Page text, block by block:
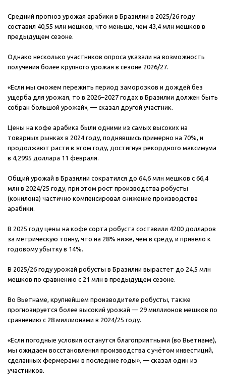
Средний прогноз урожая арабики в Бразилии в 2025/26 году
составил 40,55 млн мешков, что меньше, чем 43,4 млн мешков в
предыдущем сезоне.
Однако несколько участников опроса указали на возможность
получения более крупного урожая в сезоне 2026/27.
«Если мы сможем пережить период заморозков и дождей без
ущерба для урожая, то в 2026–2027 годах в Бразилии должен быть
собран большой урожай», — сказал другой участник.
Цены на кофе арабика были одними из самых высоких на
товарных рынках в 2024 году, поднявшись примерно на 70%, и
продолжают расти в этом году, достигнув рекордного максимума
в 4,2995 доллара 11 февраля.
Общий урожай в Бразилии сократился до 64,6 млн мешков с 66,4
млн в 2024/25 году, при этом рост производства робусты
(конилона) частично компенсировал снижение производства
арабики.
В 2025 году цены на кофе сорта робуста составили 4200 долларов
за метрическую тонну, что на 28% ниже, чем в среду, и привело к
годовому убытку в 14%.
В 2025/26 году урожай робусты в Бразилии вырастет до 24,5 млн
мешков по сравнению с 21 млн в предыдущем сезоне.
Во Вьетнаме, крупнейшем производителе робусты, также
прогнозируется более высокий урожай — 29 миллионов мешков по
сравнению с 28 миллионами в 2024/25 году.
«Если погодные условия останутся благоприятными (во Вьетнаме),
мы ожидаем восстановления производства с учётом инвестиций,
сделанных фермерами в последние годы», — сказал один из
участников.